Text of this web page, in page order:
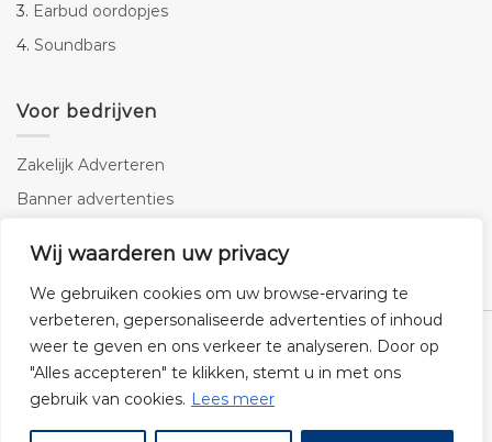
Wij waarderen uw privacy
We gebruiken cookies om uw browse-ervaring te
verbeteren, gepersonaliseerde advertenties of inhoud
weer te geven en ons verkeer te analyseren. Door op
"Alles accepteren" te klikken, stemt u in met ons
gebruik van cookies. Lees meer
3. Earbud oordopjes
4. Soundbars
Voor bedrijven
Zakelijk Adverteren
Banner advertenties
SEO copywriting